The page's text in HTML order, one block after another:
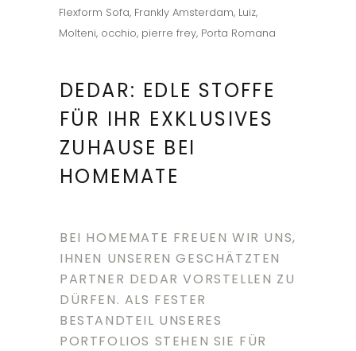
Flexform Sofa, Frankly Amsterdam, Luiz,
Molteni, occhio, pierre frey, Porta Romana
DEDAR: EDLE STOFFE
FÜR IHR EXKLUSIVES
ZUHAUSE BEI
HOMEMATE
BEI HOMEMATE FREUEN WIR UNS,
IHNEN UNSEREN GESCHÄTZTEN
PARTNER DEDAR VORSTELLEN ZU
DÜRFEN. ALS FESTER
BESTANDTEIL UNSERES
PORTFOLIOS STEHEN SIE FÜR